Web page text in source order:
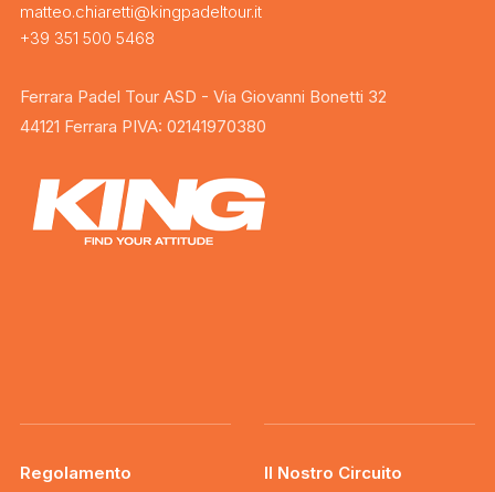
matteo.chiaretti@kingpadeltour.it
+39 351 500 5468
Ferrara Padel Tour ASD - Via Giovanni Bonetti 32
44121 Ferrara PIVA: 02141970380
Regolamento Il Nostro Circuito